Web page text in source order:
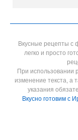
Вкусные рецепты с
легко и просто
При использовании
изменение текста, а
указания
Вкусно готовим с